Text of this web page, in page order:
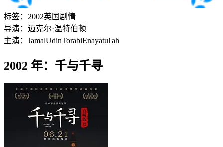
标签： 2002英国 剧情
导演： 迈克尔·温特伯顿
主演： JamalUdinTorabiEnayatullah
2002 年：千与千寻